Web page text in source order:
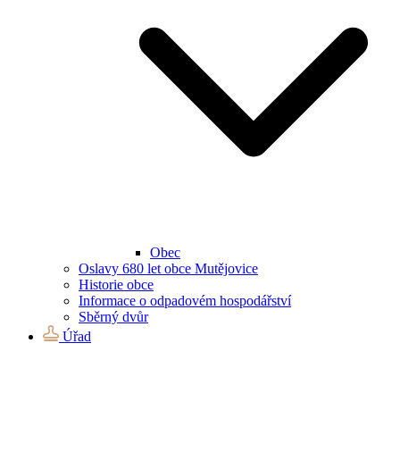
Obec
Oslavy 680 let obce Mutějovice
Historie obce
Informace o odpadovém hospodářství
Sběrný dvůr
Úřad